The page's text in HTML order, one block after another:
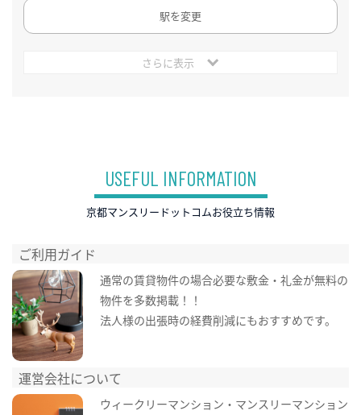
駅を変更
さらに表示
USEFUL INFORMATION
京都マンスリードットコムお役立ち情報
ご利用ガイド
通常の賃貸物件の場合必要な敷金・礼金が無料の
物件を多数掲載！！
法人様の出張時の経費削減にもおすすめです。
運営会社について
ウィークリーマンション・マンスリーマンション